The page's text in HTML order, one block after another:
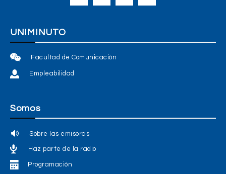
UNIMINUTO
Facultad de Comunicación
Empleabilidad
Somos
Sobre las emisoras
Haz parte de la radio
Programación